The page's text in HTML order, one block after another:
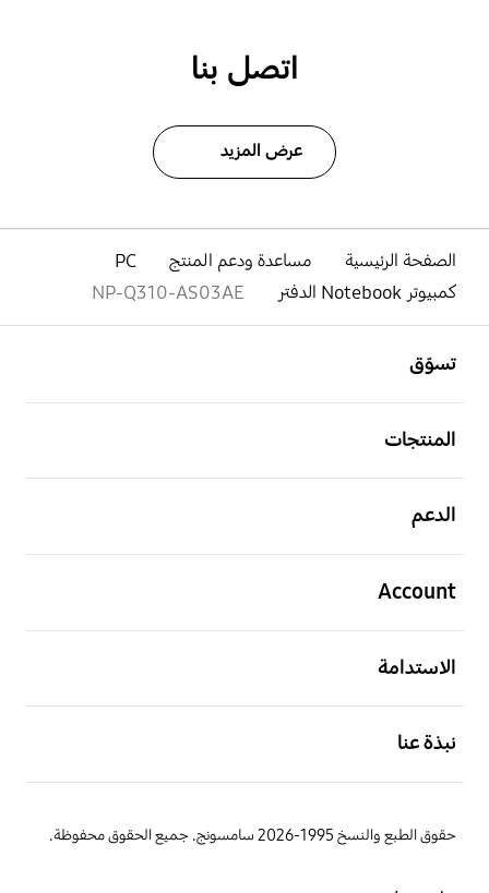
اتصل بنا
عرض المزيد
الصفحة الرئيسية مساعدة ودعم المنتج
PC
كمبيوتر Notebook الدفتر
NP-Q310-AS03AE
تسوّق
المنتجات
الدعم
Account
الاستدامة
نبذة عنا
حقوق الطبع والنسخ 1995-2026 سامسونج. جميع الحقوق محفوظة.